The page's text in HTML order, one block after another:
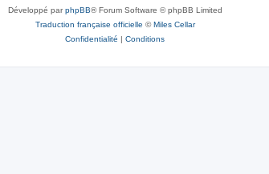
Développé parphpBB® Forum Software © phpBB Limited
Traduction française officielle ©Miles Cellar
Confidentialité | Conditions